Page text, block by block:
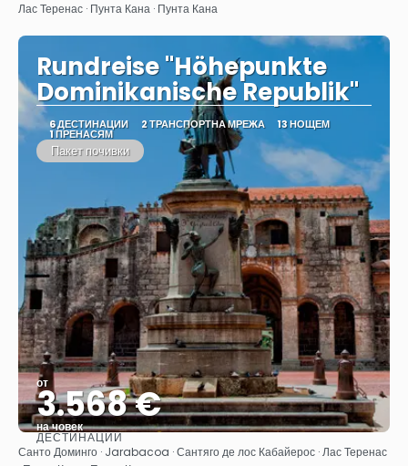
Лас Теренас · Пунта Кана · Пунта Кана
Rundreise "Höhepunkte
Dominikanische Republik"
6 ДЕСТИНАЦИИ 2 ТРАНСПОРТНА МРЕЖА 13 НОЩЕМ
1 ПРЕНАСЯМ
Пакет почивки
от
3.568 €
на човек
Вижте
ДЕСТИНАЦИИ
Санто Доминго · Jarabacoa · Сантяго де лос Кабайерос · Лас Теренас